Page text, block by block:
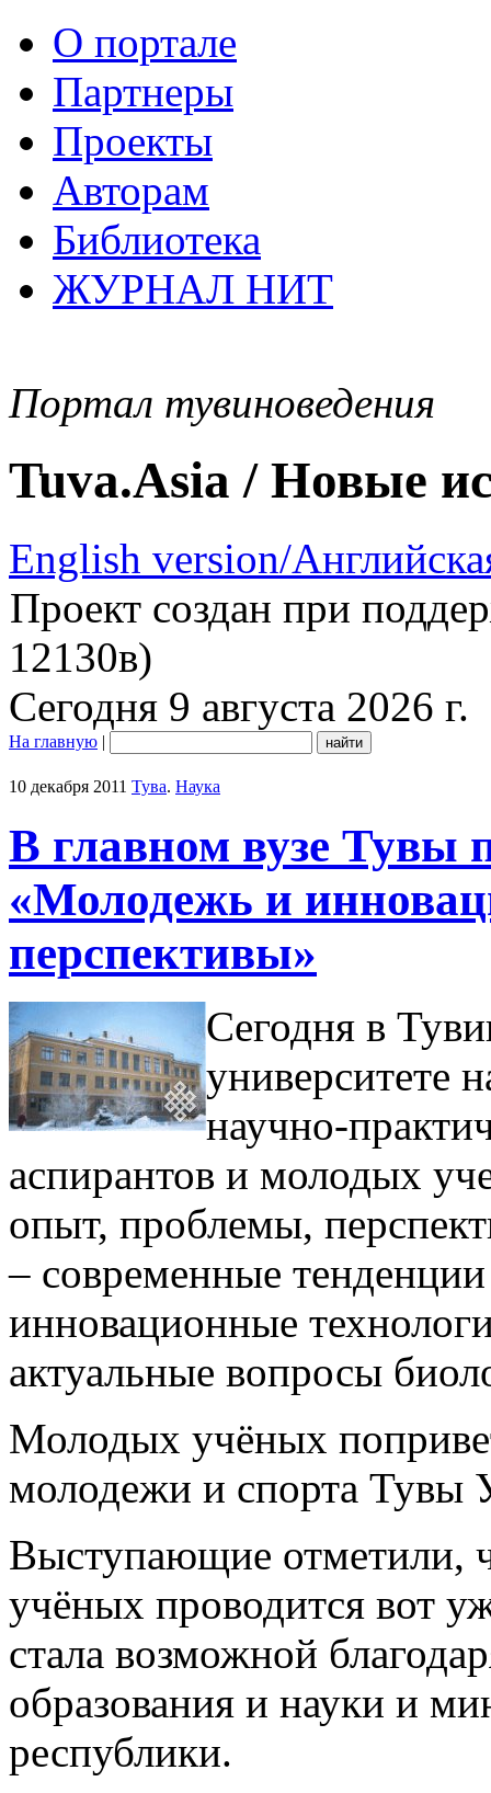
О портале
Партнеры
Проекты
Авторам
Библиотека
ЖУРНАЛ НИТ
Портал тувиноведения
Tuva.Asia / Новые
English version/
Проект создан при
12130в)
Сегодня 9 августа 2026 г.
На главную |
10 декабря 2011 Тува. Наука
В главном вузе Тувы
«Молодежь и
перспективы»
Сегодня в
университете
научно-
аспирантов и молодых
опыт, проблемы,
– современные
инновационные
актуальные вопросы
Молодых учёных
молодежи и спорта Тувы
Выступающие отметили,
учёных проводится вот
стала возможной
образования и науки и
республики.